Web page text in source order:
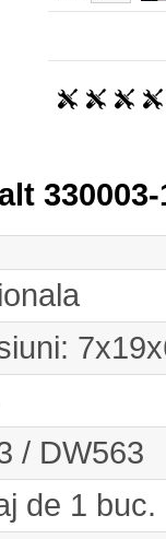
330003-
/ DW563
de 1 buc.